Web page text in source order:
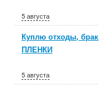
5 августа
Куплю отходы,
ПЛЕНКИ
5 августа